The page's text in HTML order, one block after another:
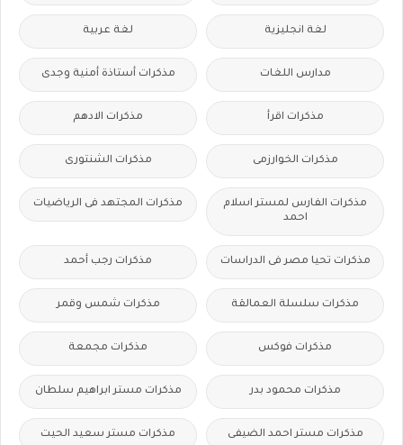
لغة انجليزية لغة عربية
مدارس اللغات مذكرات أستاذة أمنية وجدى
مذكرات اقرأ مذكرات الادهم
مذكرات الخوارزمى مذكرات الشنتورى
مذكرات الفارس لمستر اسلام
احمد
مذكرات المجتهد فى الرياضيات
مذكرات تحيا مصر فى الدراسات مذكرات رجب أحمد
مذكرات سلسلة العمالقة مذكرات شمس وقمر
مذكرات فوكس مذكرات مجمعة
مذكرات محمود بدر مذكرات مستر ابراهيم سلطان
مذكرات مستر احمد الضيفى مذكرات مستر سعيد الحيت